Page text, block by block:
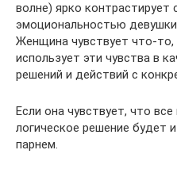
волне) ярко контрастирует
эмоциональностью
Женщина чувствует что-то,
использует эти чувства в
решений и действий с
Если она чувствует, что
логическое решение будет
парнем.